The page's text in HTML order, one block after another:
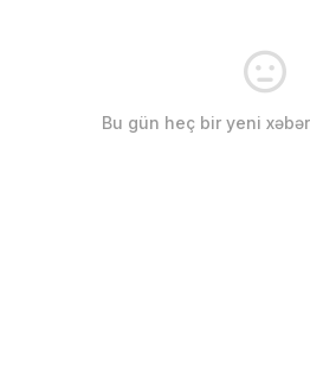
Bu gün heç bir yeni xəbər